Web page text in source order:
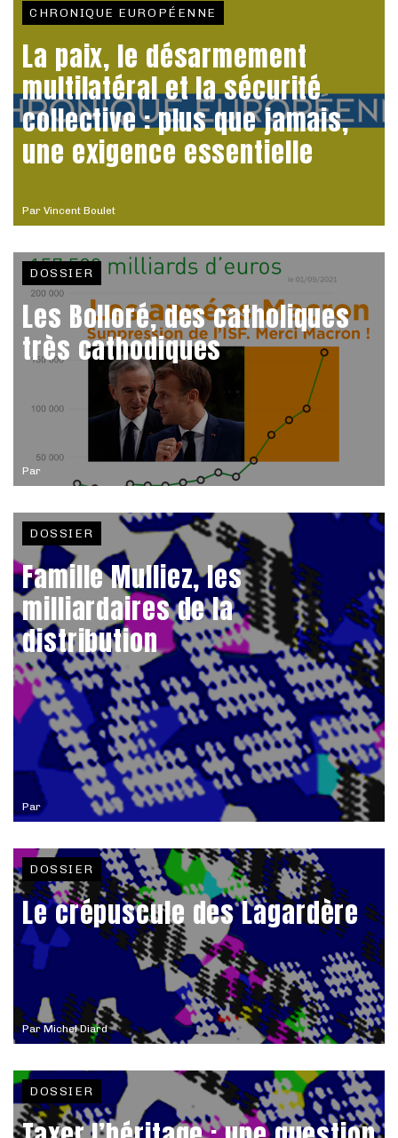
Par Vincent Boulet
CHRONIQUE EUROPÉENNE
La paix, le désarmement
multilatéral et la sécurité
collective : plus que jamais,
une exigence essentielle
Par
DOSSIER
Les Bolloré, des catholiques
très cathodiques
Par
DOSSIER
Famille Mulliez, les
milliardaires de la
distribution
ParMichel Diard
DOSSIER
Le crépuscule des Lagardère
DOSSIER